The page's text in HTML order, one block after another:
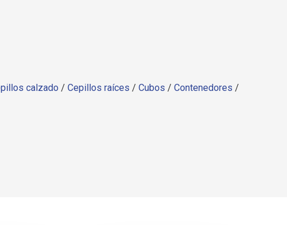
calzado / Cepillos raíces / Cubos / Contenedores /